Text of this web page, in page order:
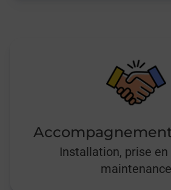
Installation, prise
maintenance